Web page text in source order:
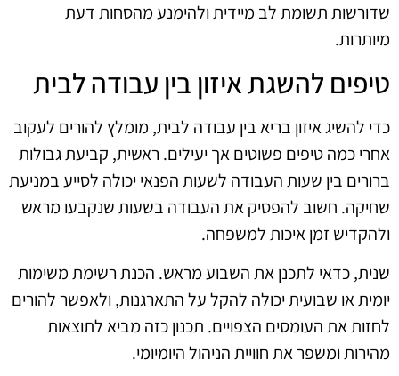
שדורשות תשומת לב מיידית ולהימנע מהסחות דעת
מיותרות.
טיפים להשגת איזון בין עבודה לבית
כדי להשיג איזון בריא בין עבודה לבית, מומלץ להורים לעקוב
אחרי כמה טיפים פשוטים אך יעילים. ראשית, קביעת גבולות
ברורים בין שעות העבודה לשעות הפנאי יכולה לסייע במניעת
שחיקה. חשוב להפסיק את העבודה בשעות שנקבעו מראש
ולהקדיש זמן איכות למשפחה.
שנית, כדאי לתכנן את השבוע מראש. הכנת רשימת משימות
יומית או שבועית יכולה להקל על התארגנות, ולאפשר להורים
לחזות את העומסים הצפויים. תכנון כזה מביא לתוצאות
מהירות ומשפר את חוויית הניהול היומיומי.